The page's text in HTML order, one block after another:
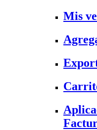
Mis